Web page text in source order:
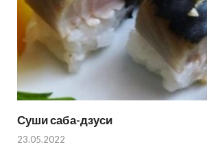
Суши саба-дзуси
23.05.2022